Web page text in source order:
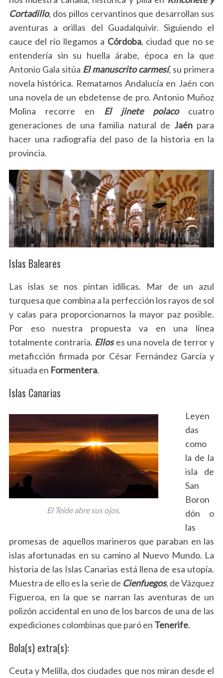
Cortadillo, dos pillos cervantinos que desarrollan sus
aventuras a orillas del Guadalquivir. Siguiendo el
cauce del río llegamos a Córdoba, ciudad que no se
entendería sin su huella árabe, época en la que
Antonio Gala sitúa El manuscrito carmesí, su primera
novela histórica. Rematamos Andalucía en Jaén con
una novela de un ebdetense de pro. Antonio Muñoz
Molina recorre en El jinete polacocuatro
generaciones de una familia natural de Jaénpara
hacer una radiografía del paso de la historia en la
provincia.
Islas Baleares
Las islas se nos pintan idílicas. Mar de un azul
turquesa que combina a la perfección los rayos de sol
y calas para proporcionarnos la mayor paz posible.
Por eso nuestra propuesta va en una línea
totalmente contraria. Elloses una novela de terror y
metaficción firmada por César Fernández García y
situada en Formentera.
Islas Canarias
El Teide abre sus ojos.
Leyen
das
como
la de la
isla de
San
Boron
dón o
las
promesas de aquellos marineros que paraban en las
islas afortunadas en su camino al Nuevo Mundo. La
historia de las Islas Canarias está llena de esa utopía.
Muestra de ello es la serie de Cienfuegos, de Vázquez
Figueroa, en la que se narran las aventuras de un
polizón accidental en uno de los barcos de una de las
expediciones colombinas que paró en Tenerife.
Bola(s) extra(s):
Ceuta y Melilla, dos ciudades que nos miran desde el
S
e
a
r
r